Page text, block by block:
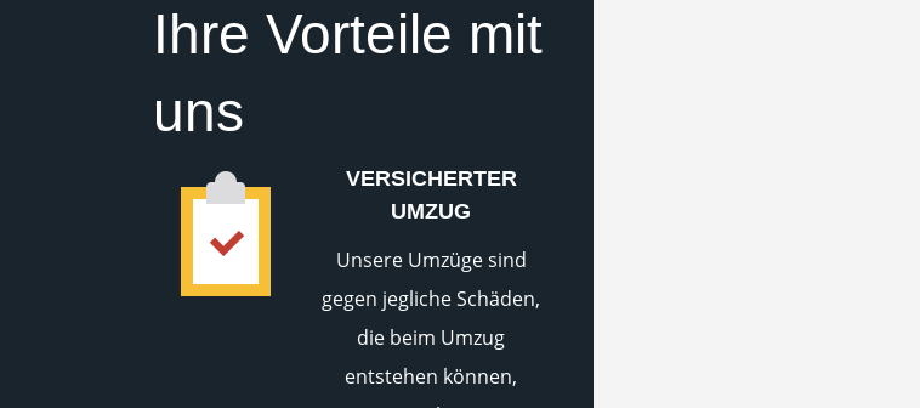
Ihre Vorteile mit
uns
VERSICHERTER
UMZUG
Unsere Umzüge sind
gegen jegliche Schäden,
die beim Umzug
entstehen können,